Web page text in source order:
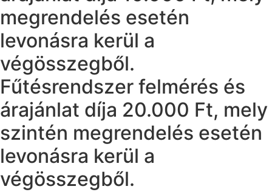
megrendelés esetén
levonásra kerül a
végösszegből.
Fűtésrendszer felmérés és
árajánlat díja 20.000 Ft, mely
szintén megrendelés esetén
levonásra kerül a
végösszegből.